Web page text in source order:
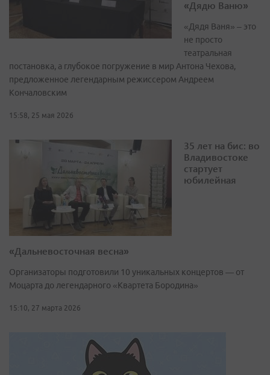
«Дядю Ваню»
«Дядя Ваня» – это
не просто
театральная
постановка, а глубокое погружение в мир Антона Чехова,
предложенное легендарным режиссером Андреем
Кончаловским
15:58, 25 мая 2026
35 лет на бис: во
Владивостоке
стартует
юбилейная
«Дальневосточная весна»
Организаторы подготовили 10 уникальных концертов — от
Моцарта до легендарного «Квартета Бородина»
15:10, 27 марта 2026